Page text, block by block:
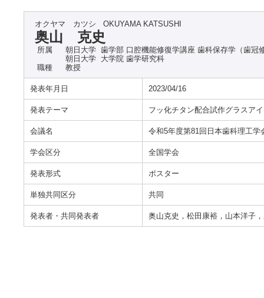
オクヤマ カツシ OKUYAMA KATSUSHI
奥山 克史
所属
朝日大学 歯学部 口腔機能修復学講座 歯科保存学（歯冠
朝日大学 大学院 歯学研究科
職種
教授
発表年月日 2023/04/16
発表テーマ フッ化チタン配合試作グラスア
会議名 令和5年度第81回日本歯科理工学
学会区分 全国学会
発表形式 ポスター
単独共同区分 共同
発表者・共同発表者 奥山克史，松田康裕，山本洋子